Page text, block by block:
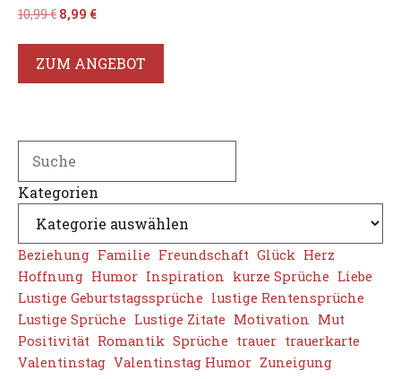
10,99€ Ursprünglicher
war:
10,99 €
8,99 €Aktueller
ist:
8,99 €.
ZUM ANGEBOT
Kategorien
Beziehung Familie Freundschaft Glück Herz
Hoffnung Humor Inspiration kurze Sprüche Liebe
Lustige Geburtstagssprüche lustige Rentensprüche
Lustige Sprüche Lustige Zitate Motivation Mut
Positivität Romantik Sprüche trauer trauerkarte
Valentinstag Valentinstag Humor Zuneigung